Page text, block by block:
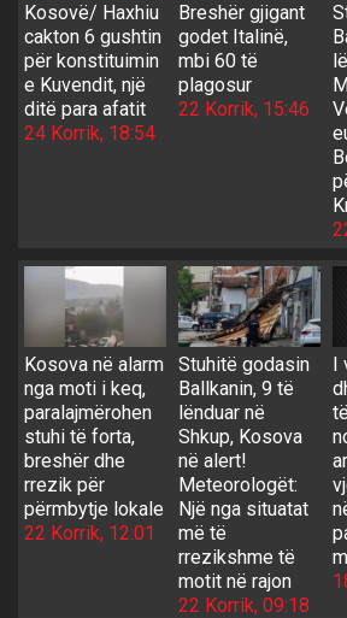
Kosovë/ Haxhiu
cakton 6 gushtin
për konstituimin
e Kuvendit, një
ditë para afatit
24 Korrik, 18:54
Breshër gjigant
godet Italinë,
mbi 60 të
plagosur
22 Korrik, 15:46
Kosova në alarm
nga moti i keq,
paralajmërohen
stuhi të forta,
breshër dhe
rrezik për
përmbytje lokale
22 Korrik, 12:01
Stuhitë godasin
Ballkanin, 9 të
lënduar në
Shkup, Kosova
në alert!
Meteorologët:
Një nga situatat
më të
rrezikshme të
motit në rajon
22 Korrik, 09:18
I